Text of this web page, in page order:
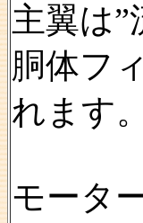
主翼は”
胴体フ
れます。
モータ